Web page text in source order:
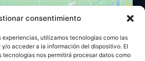
consentimiento
experiencias, utilizamos tecnologías como las
o acceder a la información del dispositivo. El
tecnologías nos permitirá procesar datos como
y permitir este contenido